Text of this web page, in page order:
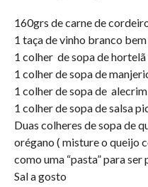
160grs de carne de
1 taça de vinho branco
1 colher de sopa de
1 colher de sopa de
1 colher de sopa de
1 colher de sopa de salsa
Duas colheres de sopa de
orégano ( misture o queijo
como uma “pasta” para ser
Sal a gosto